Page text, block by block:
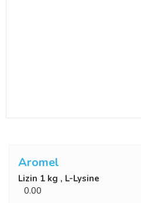
Aromel
Lizin 1 kg , L-Lysine
0.00